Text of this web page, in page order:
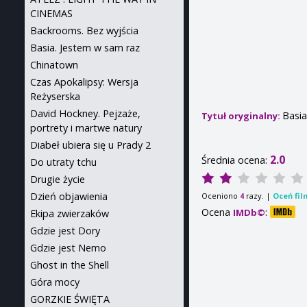
Tytuł oryginalny:
Średnia ocena: 2.0
Oceniono 4 razy. | Oceń
Ocena IMDb©:
CINEMAS
Backrooms. Bez wyjścia
Basia. Jestem w sam raz
Chinatown
Czas Apokalipsy: Wersja
Reżyserska
David Hockney. Pejzaże,
portrety i martwe natury
Diabeł ubiera się u Prady 2
Do utraty tchu
Drugie życie
Dzień objawienia
Ekipa zwierzaków
Gdzie jest Dory
Gdzie jest Nemo
Ghost in the Shell
Góra mocy
GORZKIE ŚWIĘTA